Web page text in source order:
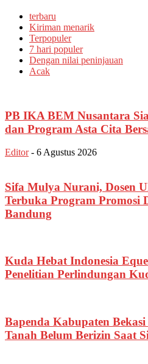
terbaru
Kiriman menarik
Terpopuler
7 hari populer
Dengan nilai peninjauan
Acak
PB IKA BEM Nusantara
dan Program Asta Cita
Editor - 6 Agustus 2026
Sifa Mulya Nurani, Dosen
Terbuka Program Promosi
Bandung
Kuda Hebat Indonesia
Penelitian Perlindungan
Bapenda Kabupaten
Tanah Belum Berizin Saat